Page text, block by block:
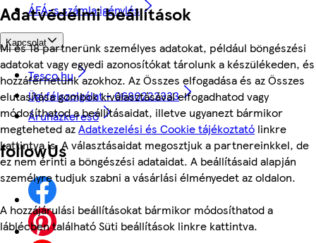
Adatvédelmi beállítások
Mi és 18 partnerünk személyes adatokat, például böngészési
adatokat vagy egyedi azonosítókat tárolunk a készülékeden, és
hozzáférhetünk azokhoz. Az Összes elfogadása és az Összes
elutasítása gombok kiválasztásával elfogadhatod vagy
módosíthatod a beállításaidat, illetve ugyanezt bármikor
megteheted azAdatkezelési és Cookie tájékoztató linkre
kattintva is. A választásaidat megosztjuk a partnereinkkel, de
ez nem érinti a böngészési adataidat. A beállításaid alapján
személyre tudjuk szabni a vásárlási élményedet az oldalon.
A hozzájárulási beállításokat bármikor módosíthatod a
láblécben található Süti beállítások linkre kattintva.
ÁFÁ-s számla igénylés
Kapcsolat
Tesco.hu
Ügyfélszolgálat - 0680222333
Áruházkereső
followUs